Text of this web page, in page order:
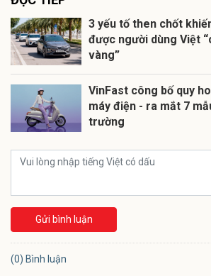
3 yếu tố then chốt
được người dùng Việt
vàng”
VinFast công bố quy
máy điện - ra mắt 7
trường
Gửi bình luận
(0) Bình luận